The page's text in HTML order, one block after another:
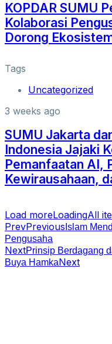
KOPDAR SUMU
Kolaborasi
Dorong
Tags
Uncategorized
3 weeks ago
SUMU Jakarta
Indonesia Jajaki
Pemanfaatan AI,
Kewirausahaan,
Load moreLoadingAll
PrevPrevious Islam
Pengusaha
NextPrinsip Berdagang
Buya HamkaNext